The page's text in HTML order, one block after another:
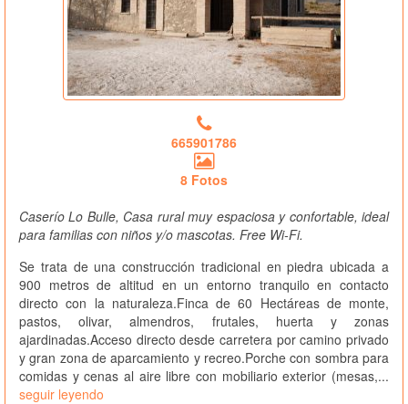
665901786
8 Fotos
Caserío Lo Bulle, Casa rural muy espaciosa y confortable, ideal
para familias con niños y/o mascotas. Free Wi-Fi.
Se trata de una construcción tradicional en piedra ubicada a
900 metros de altitud en un entorno tranquilo en contacto
directo con la naturaleza.Finca de 60 Hectáreas de monte,
pastos, olivar, almendros, frutales, huerta y zonas
ajardinadas.Acceso directo desde carretera por camino privado
y gran zona de aparcamiento y recreo.Porche con sombra para
comidas y cenas al aire libre con mobiliario exterior (mesas,...
seguir leyendo